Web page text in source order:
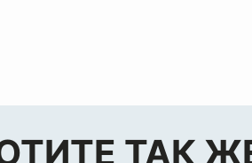
ТАК